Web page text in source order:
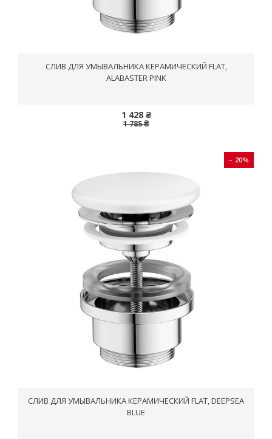
СЛИВ ДЛЯ УМЫВАЛЬНИКА КЕРАМИЧЕСКИЙ FLAT,
ALABASTER PINK
1 428 ₴
1 785 ₴
− 20%
СЛИВ ДЛЯ УМЫВАЛЬНИКА КЕРАМИЧЕСКИЙ FLAT, DEEPSEA
BLUE